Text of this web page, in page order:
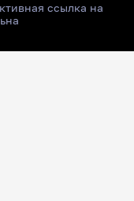
ссылка на